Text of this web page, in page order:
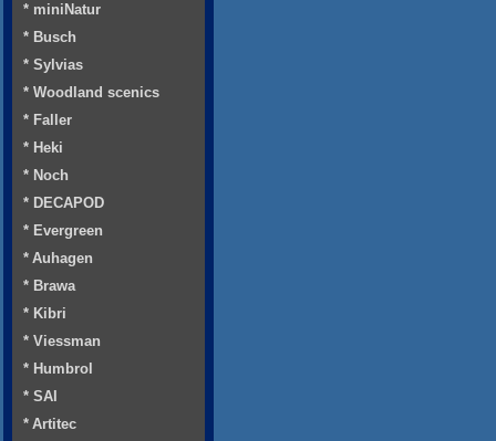
* miniNatur
* Busch
* Sylvias
* Woodland scenics
* Faller
* Heki
* Noch
* DECAPOD
* Evergreen
* Auhagen
* Brawa
* Kibri
* Viessman
* Humbrol
* SAI
* Artitec